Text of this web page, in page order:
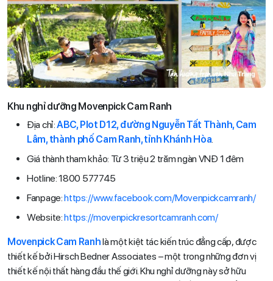
Khu nghỉ dưỡng Movenpick Cam Ranh
Địa chỉ:ABC, Plot D12, đường Nguyễn Tất Thành, Cam
Lâm, thành phố Cam Ranh, tỉnh Khánh Hòa.
Giá thành tham khảo: Từ 3 triệu 2 trăm ngàn VNĐ 1 đêm
Hotline: 1800 577745
Fanpage:https://www.facebook.com/Movenpickcamranh/
Website:https://movenpickresortcamranh.com/
Movenpick Cam Ranhlà một kiệt tác kiến trúc đẳng cấp, được
thiết kế bởi Hirsch Bedner Associates – một trong những đơn vị
thiết kế nội thất hàng đầu thế giới. Khu nghỉ dưỡng này sở hữu